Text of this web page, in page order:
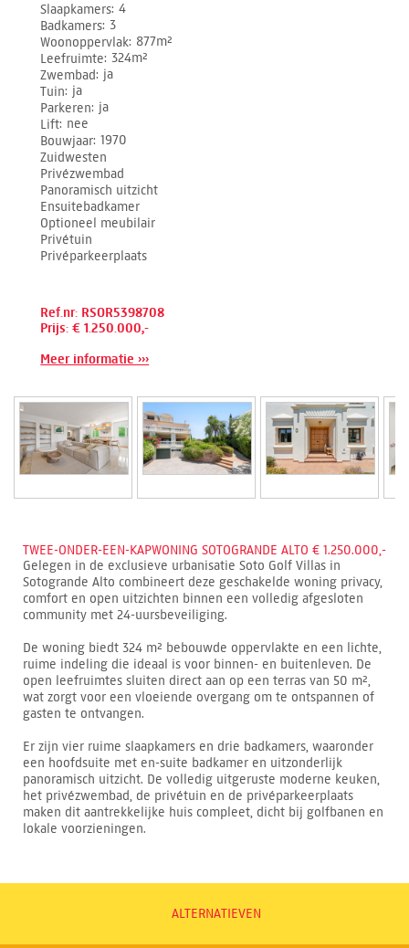
Slaapkamers 4
Badkamers 3
Woonoppervlak 877m²
Leefruimte 324m²
Zwembad ja
Tuin ja
Parkeren ja
Lift nee
Bouwjaar 1970
Zuidwesten
Privézwembad
Panoramisch uitzicht
Ensuitebadkamer
Optioneel meubilair
Privétuin
Privéparkeerplaats
Ref.nr: RSOR5398708
Prijs: € 1.250.000,-
Meer informatie ›››
TWEE-ONDER-EEN-KAPWONING SOTOGRANDE ALTO € 1.250.000,-
Gelegen in de exclusieve urbanisatie Soto Golf Villas in
Sotogrande Alto combineert deze geschakelde woning privacy,
comfort en open uitzichten binnen een volledig afgesloten
community met 24-uursbeveiliging.
De woning biedt 324 m² bebouwde oppervlakte en een lichte,
ruime indeling die ideaal is voor binnen- en buitenleven. De
open leefruimtes sluiten direct aan op een terras van 50 m²,
wat zorgt voor een vloeiende overgang om te ontspannen of
gasten te ontvangen.
Er zijn vier ruime slaapkamers en drie badkamers, waaronder
een hoofdsuite met en-suite badkamer en uitzonderlijk
panoramisch uitzicht. De volledig uitgeruste moderne keuken,
het privézwembad, de privétuin en de privéparkeerplaats
maken dit aantrekkelijke huis compleet, dicht bij golfbanen en
lokale voorzieningen.
ALTERNATIEVEN